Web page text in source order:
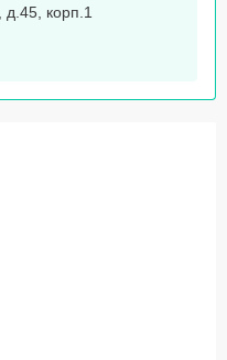
д.45, корп.1